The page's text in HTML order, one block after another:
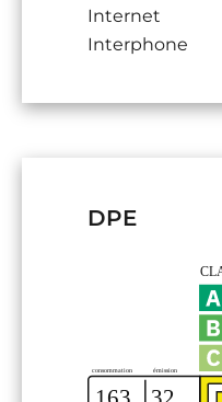
Internet
Interphone
DPE